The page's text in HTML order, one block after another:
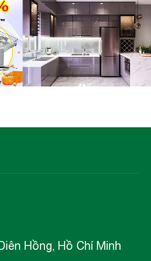
T60A
x 570S x 580C
Hồng, Hồ Chí Minh